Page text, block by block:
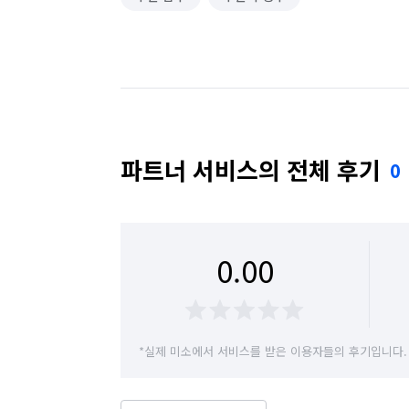
파트너 서비스의 전체 후기 0
0.00
*실제 미소에서 서비스를 받은 이용자들의 후기입니다.